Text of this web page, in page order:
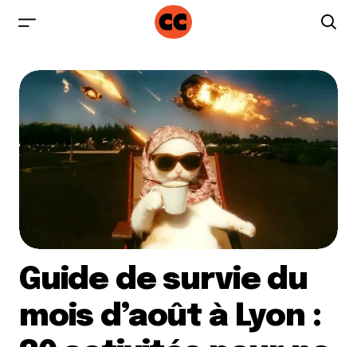
Guide de survie du
mois d’août à Lyon :